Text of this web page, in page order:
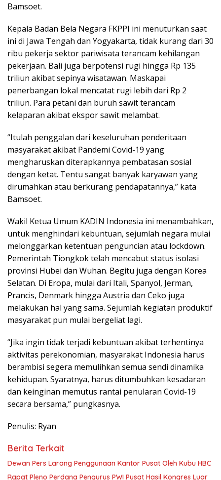
Bamsoet.
Kepala Badan Bela Negara FKPPI ini menuturkan saat
ini di Jawa Tengah dan Yogyakarta, tidak kurang dari 30
ribu pekerja sektor pariwisata terancam kehilangan
pekerjaan. Bali juga berpotensi rugi hingga Rp 135
triliun akibat sepinya wisatawan. Maskapai
penerbangan lokal mencatat rugi lebih dari Rp 2
triliun. Para petani dan buruh sawit terancam
kelaparan akibat ekspor sawit melambat.
“Itulah penggalan dari keseluruhan penderitaan
masyarakat akibat Pandemi Covid-19 yang
mengharuskan diterapkannya pembatasan sosial
dengan ketat. Tentu sangat banyak karyawan yang
dirumahkan atau berkurang pendapatannya,” kata
Bamsoet.
Wakil Ketua Umum KADIN Indonesia ini menambahkan,
untuk menghindari kebuntuan, sejumlah negara mulai
melonggarkan ketentuan penguncian atau lockdown.
Pemerintah Tiongkok telah mencabut status isolasi
provinsi Hubei dan Wuhan. Begitu juga dengan Korea
Selatan. Di Eropa, mulai dari Itali, Spanyol, Jerman,
Prancis, Denmark hingga Austria dan Ceko juga
melakukan hal yang sama. Sejumlah kegiatan produktif
masyarakat pun mulai bergeliat lagi.
“Jika ingin tidak terjadi kebuntuan akibat terhentinya
aktivitas perekonomian, masyarakat Indonesia harus
berambisi segera memulihkan semua sendi dinamika
kehidupan. Syaratnya, harus ditumbuhkan kesadaran
dan keinginan memutus rantai penularan Covid-19
secara bersama,” pungkasnya.
Penulis: Ryan
Berita Terkait
Dewan Pers Larang Penggunaan Kantor Pusat Oleh Kubu HBC
Rapat Pleno Perdana Pengurus PWI Pusat Hasil Kongres Luar